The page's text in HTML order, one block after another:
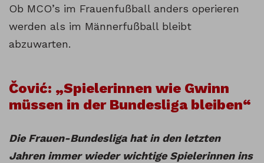
Ob MCO’s im Frauenfußball anders operieren
werden als im Männerfußball bleibt
abzuwarten.
Čović: „Spielerinnen wie Gwinn
müssen in der Bundesliga bleiben“
Die Frauen-Bundesliga hat in den letzten
Jahren immer wieder wichtige Spielerinnen ins